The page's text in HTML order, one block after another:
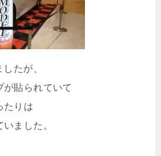
たが、
が貼られていて
たりは
ました。